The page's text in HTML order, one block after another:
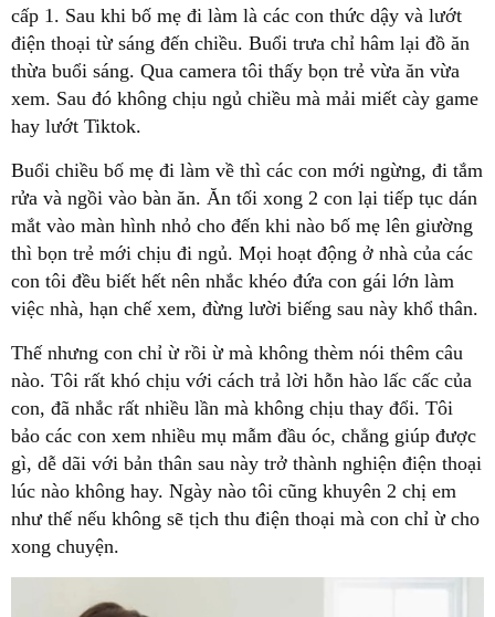
cấp 1. Sau khi bố mẹ đi làm là các con thức dậy và lướt
điện thoại từ sáng đến chiều. Buổi trưa chỉ hâm lại đồ ăn
thừa buổi sáng. Qua camera tôi thấy bọn trẻ vừa ăn vừa
xem. Sau đó không chịu ngủ chiều mà mải miết cày game
hay lướt Tiktok.
Buổi chiều bố mẹ đi làm về thì các con mới ngừng, đi tắm
rửa và ngồi vào bàn ăn. Ăn tối xong 2 con lại tiếp tục dán
mắt vào màn hình nhỏ cho đến khi nào bố mẹ lên giường
thì bọn trẻ mới chịu đi ngủ. Mọi hoạt động ở nhà của các
con tôi đều biết hết nên nhắc khéo đứa con gái lớn làm
việc nhà, hạn chế xem, đừng lười biếng sau này khổ thân.
Thế nhưng con chỉ ừ rồi ừ mà không thèm nói thêm câu
nào. Tôi rất khó chịu với cách trả lời hỗn hào lấc cấc của
con, đã nhắc rất nhiều lần mà không chịu thay đổi. Tôi
bảo các con xem nhiều mụ mẫm đầu óc, chẳng giúp được
gì, dễ dãi với bản thân sau này trở thành nghiện điện thoại
lúc nào không hay. Ngày nào tôi cũng khuyên 2 chị em
như thế nếu không sẽ tịch thu điện thoại mà con chỉ ừ cho
xong chuyện.